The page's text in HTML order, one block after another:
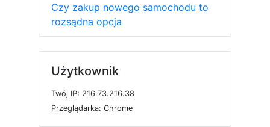
Czy zakup nowego samochodu to
rozsądna opcja
Użytkownik
Twój IP: 216.73.216.38
Przeglądarka: Chrome